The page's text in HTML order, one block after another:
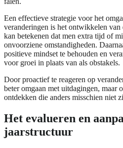
Een effectieve strategie voor het
veranderingen is het ontwikkelen
kan betekenen dat men extra tijd of
onvoorziene omstandigheden.
positieve mindset te behouden en
voor groei in plaats van als obstakels.
Door proactief te reageren op
beter omgaan met uitdagingen, maar
ontdekken die anders misschien niet
Het evalueren en
jaarstructuur